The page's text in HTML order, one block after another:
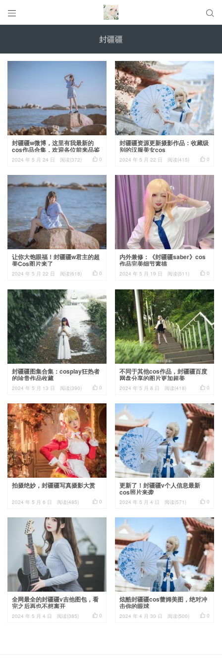
 
封疆疆
封疆疆w微博，这里有我最新的
cos作品合集，欢迎各位前来品鉴
 0
2024 年 5 月 24 日 阅读(372)
封疆疆资源更新摄影作品：收藏级
别的汉服美女cos
 0
2024 年 5 月 22 日 阅读(415)
让你大饱眼福！封疆疆w君主的超
美Cos图片来了
 0
2024 年 5 月 22 日 阅读(618)
内外兼修：《封疆疆saber》cos
作品完美细节素描
 0
2024 年 5 月 19 日 阅读(511)
封疆疆图集合集：cosplay狂热者
的珍贵作品收藏
 0
2024 年 5 月 13 日 阅读(390)
不同于其他cos作品，封疆疆百度
网盘分享的图片更加超美
 0
2024 年 5 月 8 日 阅读(418)
拍摄绝妙，封疆疆写真摄影大赏
 0
2024 年 5 月 6 日 阅读(485)
更新了！封疆疆v个人信息最新
cos照片来袭
 0
2024 年 5 月 4 日 阅读(571)
全网最全的封疆疆v吉他图包，看
完之后再也不想离开
 0
2024 年 5 月 4 日 阅读(385)
炫酷封疆疆cos蕾姆美图，绝对冲
击你的眼球
 0
2024 年 4 月 30 日 阅读(500)